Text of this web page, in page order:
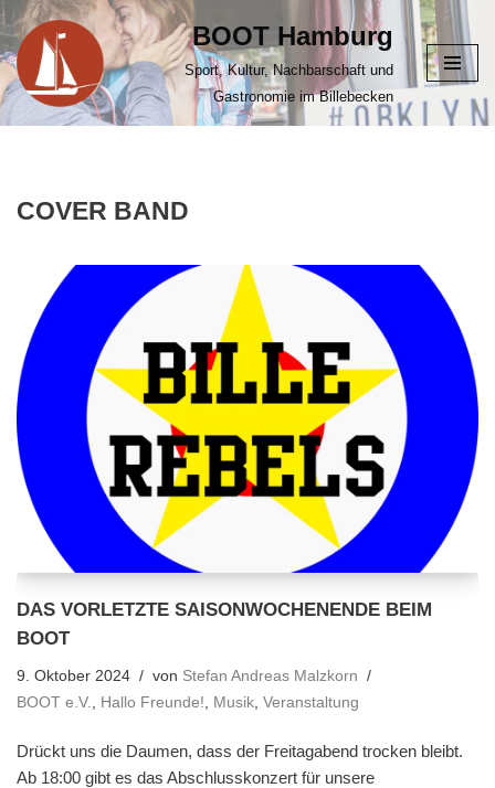
Zum
Inhalt
springen
BOOT Hamburg
Sport, Kultur, Nachbarschaft und
Gastronomie im Billebecken
COVER BAND
DAS VORLETZTE SAISONWOCHENENDE BEIM
BOOT
9. Oktober 2024 von Stefan Andreas Malzkorn
BOOT e.V.
Hallo Freunde! Musik Veranstaltung
Drückt uns die Daumen, dass der Freitagabend trocken bleibt.
Ab 18:00 gibt es das Abschlusskonzert für unsere